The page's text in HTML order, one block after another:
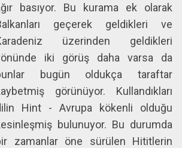
basıyor. Bu kurama ek olarak
geçerek geldikleri ve
üzerinden geldikleri
iki görüş daha varsa da
bugün oldukça taraftar
görünüyor. Kullandıkları
Hint - Avrupa kökenli olduğu
bulunuyor. Bu durumda
zamanlar öne sürülen Hititlerin